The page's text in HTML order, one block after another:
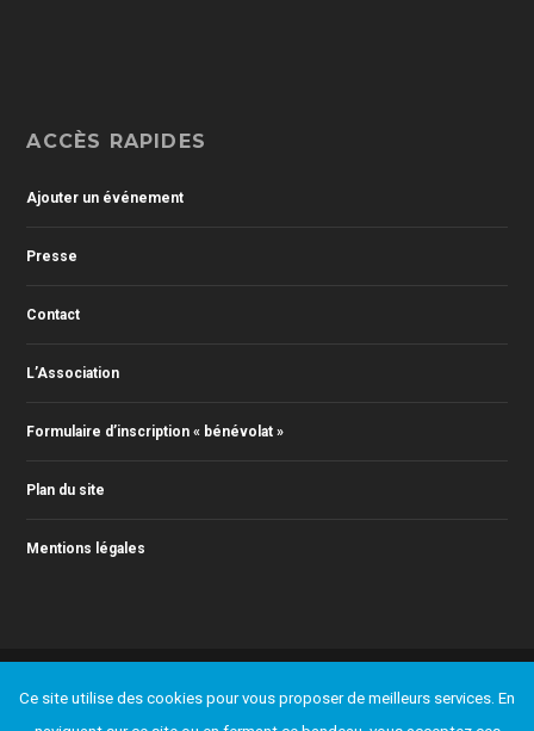
ACCÈS RAPIDES
Ajouter un événement
Presse
Contact
L’Association
Formulaire d’inscription « bénévolat »
Plan du site
Mentions légales
RONTEY ( webmaster@actionjazz.fr )
Ce site utilise des cookies pour vous proposer de meilleurs services. En